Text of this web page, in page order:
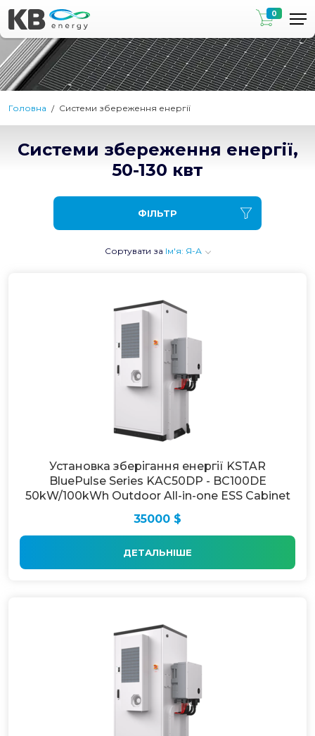
0
Головна Системи збереження енергії
Системи збереження енергії,
50-130 квт
ФІЛЬТР
Сортувати за Ім'я: Я-А
Установка зберігання енергії KSTAR
BluePulse Series KAC50DP - BC100DE
50kW/100kWh Outdoor All-in-one ESS Cabinet
35000 $
ДЕТАЛЬНІШЕ